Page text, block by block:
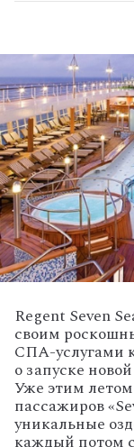
Regent Seven
своим
СПА-услугами
о запуске
Уже этим
пассажиров
уникальные
каждый потом